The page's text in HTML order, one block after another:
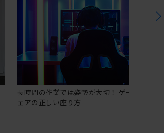
長時間の作業では姿勢が大切！ ゲーミングチ
ェアの正しい座り方